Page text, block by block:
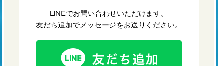
LINEでお問い合わせいただけます。
友だち追加でメッセージをお送りください。